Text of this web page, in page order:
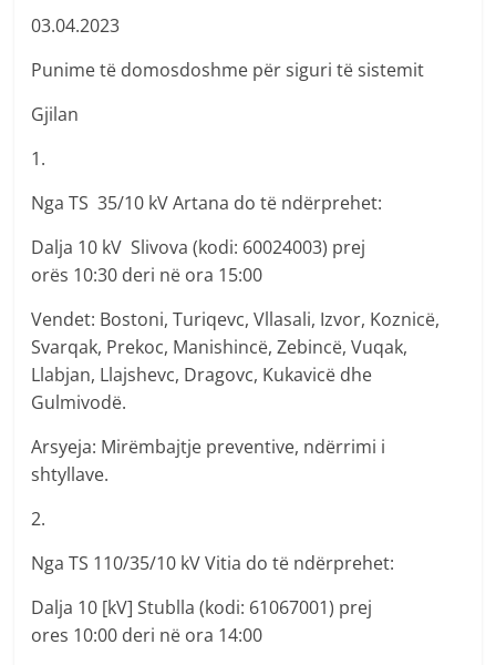
03.04.2023
Punime të domosdoshme për siguri të sistemit
Gjilan
1.
Nga TS 35/10 kV Artana do të ndërprehet:
Dalja 10 kV Slivova (kodi: 60024003) prej
orës 10:30 deri në ora 15:00
Vendet: Bostoni, Turiqevc, Vllasali, Izvor, Koznicë,
Svarqak, Prekoc, Manishincë, Zebincë, Vuqak,
Llabjan, Llajshevc, Dragovc, Kukavicë dhe
Gulmivodë.
Arsyeja: Mirëmbajtje preventive, ndërrimi i
shtyllave.
2.
Nga TS 110/35/10 kV Vitia do të ndërprehet:
Dalja 10 [kV] Stublla (kodi: 61067001) prej
ores 10:00 deri në ora 14:00